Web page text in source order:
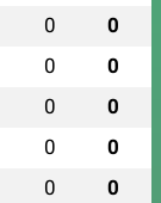
0 0
0 0
0 0
0 0
0 0